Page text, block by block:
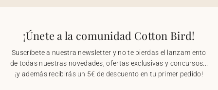
¡Únete a la comunidad Cotton Bird!
Suscríbete a nuestra newsletter y no te pierdas el lanzamiento
de todas nuestras novedades, ofertas exclusivas y concursos...
¡y además recibirás un 5€ de descuento en tu primer pedido!